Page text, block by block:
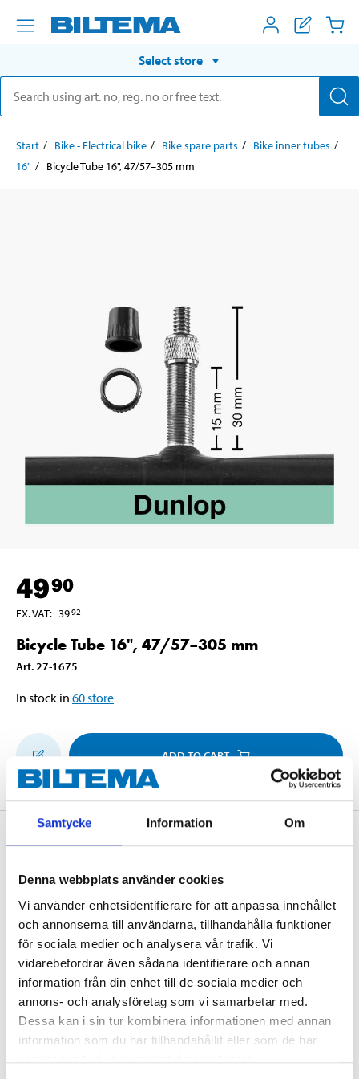
Samtycke Information Om
Denna webbplats använder cookies
Vi använder enhetsidentifierare för att anpassa innehållet
och annonserna till användarna, tillhandahålla funktioner
för sociala medier och analysera vår trafik. Vi
vidarebefordrar även sådana identifierare och annan
information från din enhet till de sociala medier och
annons- och analysföretag som vi samarbetar med.
Dessa kan i sin tur kombinera informationen med annan
information som du har tillhandahållit eller som de har
Select store
Start Bike - Electrical bike Bike spare parts
Bike inner tubes
16"
Bicycle Tube 16", 47/57–305 mm
4990
EX. VAT: 3992
Bicycle Tube 16", 47/57–305 mm
Art. 27-1675
In stock in 60store
ADD TO CART
Description
Inner tubes for standard tyres.
Technical specifications
Size
47/57–305 mm
Size
16 x 1,75/2,125 "